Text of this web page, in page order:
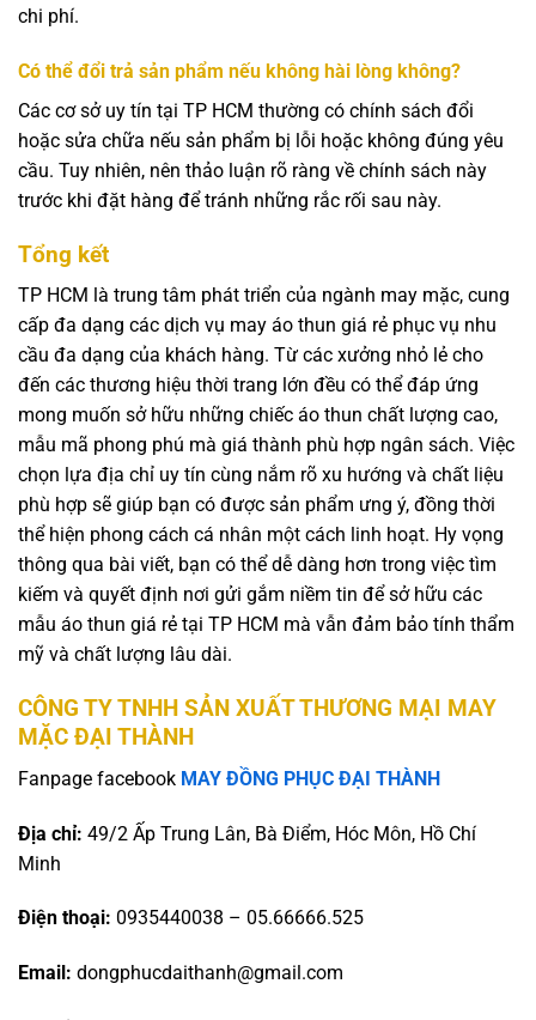
chi phí.
Có thể đổi trả sản phẩm nếu không hài lòng không?
Các cơ sở uy tín tại TP HCM thường có chính sách đổi
hoặc sửa chữa nếu sản phẩm bị lỗi hoặc không đúng yêu
cầu. Tuy nhiên, nên thảo luận rõ ràng về chính sách này
trước khi đặt hàng để tránh những rắc rối sau này.
Tổng kết
TP HCM là trung tâm phát triển của ngành may mặc, cung
cấp đa dạng các dịch vụ may áo thun giá rẻ phục vụ nhu
cầu đa dạng của khách hàng. Từ các xưởng nhỏ lẻ cho
đến các thương hiệu thời trang lớn đều có thể đáp ứng
mong muốn sở hữu những chiếc áo thun chất lượng cao,
mẫu mã phong phú mà giá thành phù hợp ngân sách. Việc
chọn lựa địa chỉ uy tín cùng nắm rõ xu hướng và chất liệu
phù hợp sẽ giúp bạn có được sản phẩm ưng ý, đồng thời
thể hiện phong cách cá nhân một cách linh hoạt. Hy vọng
thông qua bài viết, bạn có thể dễ dàng hơn trong việc tìm
kiếm và quyết định nơi gửi gắm niềm tin để sở hữu các
mẫu áo thun giá rẻ tại TP HCM mà vẫn đảm bảo tính thẩm
mỹ và chất lượng lâu dài.
CÔNG TY TNHH SẢN XUẤT THƯƠNG MẠI MAY
MẶC ĐẠI THÀNH
Fanpage facebook MAY ĐỒNG PHỤC ĐẠI THÀNH
Địa chỉ: 49/2 Ấp Trung Lân, Bà Điểm, Hóc Môn, Hồ Chí
Minh
Điện thoại: 0935440038 – 05.66666.525
Email: dongphucdaithanh@gmail.com